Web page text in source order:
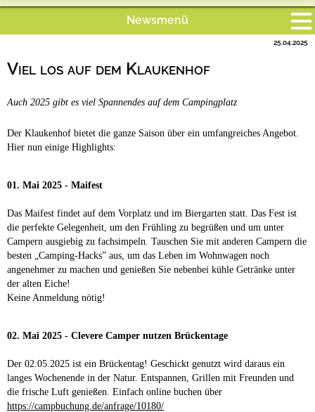
Ganzjährig geöffnet
Newsmenü
Campingplätze
Camping & Caravan
Touristik
Viel los auf dem Klaukenhof
25.04.2025
Auch 2025 gibt es viel Spannendes auf dem Campingplatz
Der Klaukenhof bietet die ganze Saison über ein umfangreiches Angebot.
Hier nun einige Highlights:
01. Mai 2025 - Maifest
Das Maifest findet auf dem Vorplatz und im Biergarten statt. Das Fest ist
die perfekte Gelegenheit, um den Frühling zu begrüßen und um unter
Campern ausgiebig zu fachsimpeln. Tauschen Sie mit anderen Campern die
besten „Camping-Hacks” aus, um das Leben im Wohnwagen noch
angenehmer zu machen und genießen Sie nebenbei kühle Getränke unter
der alten Eiche!
Keine Anmeldung nötig!
02. Mai 2025 - Clevere Camper nutzen Brückentage
Der 02.05.2025 ist ein Brückentag! Geschickt genutzt wird daraus ein
langes Wochenende in der Natur. Entspannen, Grillen mit Freunden und
die frische Luft genießen. Einfach online buchen über
https://campbuchung.de/anfrage/10180/